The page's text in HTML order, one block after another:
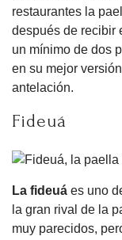
restaurantes la
después de recibir
un mínimo de dos
en su mejor
antelación.
Fideuá
La fideuá es uno
la gran rival de la
muy parecidos,